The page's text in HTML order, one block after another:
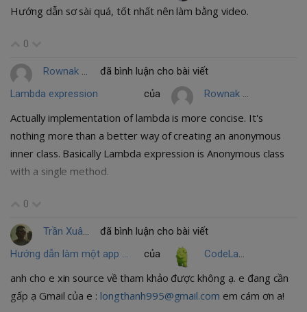
Hướng dẫn sơ sài quá, tốt nhất nên làm bằng video.
0
Rownak Jahan
đã bình luận cho bài viết
Lambda expression
của Rownak Jahan
Actually implementation of lambda is more concise. It's
nothing more than a better way of creating an anonymous
inner class. Basically Lambda expression is Anonymous class
with a single method.
0
Trần Xuân Tuấn Danh
đã bình luận cho bài viết
Hướng dẫn làm một app nghe nhạc online và offline đơn giản
của CodeLamGi
anh cho e xin source về tham khảo được không ạ. e đang cần
gấp ạ Gmail của e : longthanh995@gmail.com em cám ơn a!